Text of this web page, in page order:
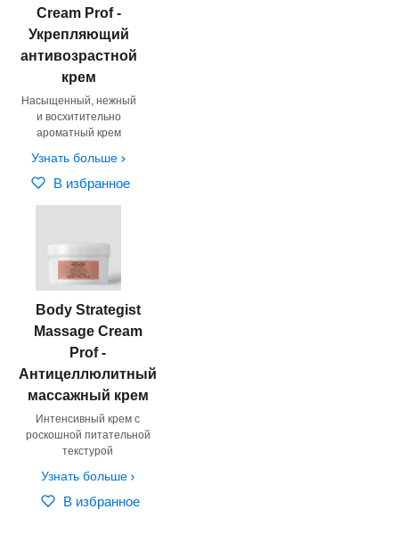
Cream Prof -
Укрепляющий
антивозрастной
крем
Насыщенный, нежный
и восхитительно
ароматный крем
Узнать больше
В избранное
Body Strategist
Massage Cream
Prof -
Антицеллюлитный
массажный крем
Интенсивный крем с
роскошной питательной
текстурой
Узнать больше
В избранное